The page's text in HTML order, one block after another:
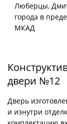
Люберцы,
города в
МКАД
двери №12
Дверь
и изнутри